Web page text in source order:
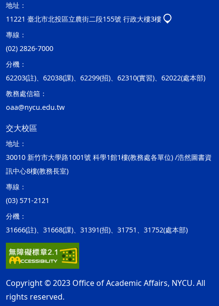
地址：
11221 臺北市北投區立農街二段155號 行政大樓3樓
專線：
(02) 2826-7000
分機：
62203(註)、62038(課)、62299(招)、62310(實習)、62022(處本部)
教務處信箱：
oaa@nycu.edu.tw
交大校區
地址：
30010 新竹市大學路1001號 科學1館1樓(教務處各單位) /浩然圖書資
訊中心8樓(教務長室)
專線：
(03) 571-2121
分機：
31666(註)、31668(課)、31391(招)、31751、31752(處本部)
Copyright © 2023 Office of Academic Affairs, NYCU. All
rights reserved.